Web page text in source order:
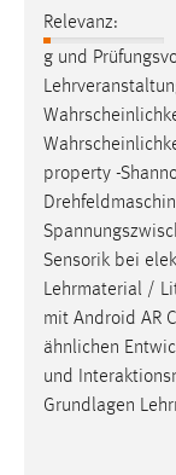
Relevanz:
g und
property -
Sensorik bei
Lehrmaterial /
mit Android AR
ähnlichen
und
Grundlagen